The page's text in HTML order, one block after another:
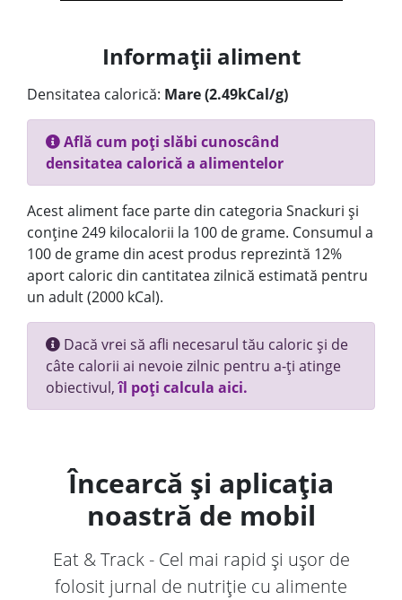
Informații aliment
Densitatea calorică: Mare (2.49kCal/g)
Află cum poți slăbi cunoscând
densitatea calorică a alimentelor
Acest aliment face parte din categoria Snackuri și
conține 249 kilocalorii la 100 de grame. Consumul a
100 de grame din acest produs reprezintă 12%
aport caloric din cantitatea zilnică estimată pentru
un adult (2000 kCal).
Dacă vrei să afli necesarul tău caloric și de
câte calorii ai nevoie zilnic pentru a-ți atinge
obiectivul,îl poți calcula aici.
Încearcă și aplicația
noastră de mobil
Eat & Track - Cel mai rapid și ușor de
folosit jurnal de nutriție cu alimente